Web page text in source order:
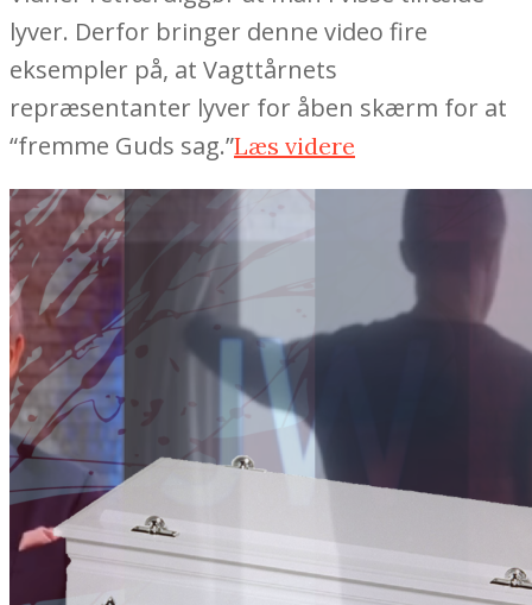
lyver. Derfor bringer denne video fire
eksempler på, at Vagttårnets
repræsentanter lyver for åben skærm for at
“fremme Guds sag.”Læs videre